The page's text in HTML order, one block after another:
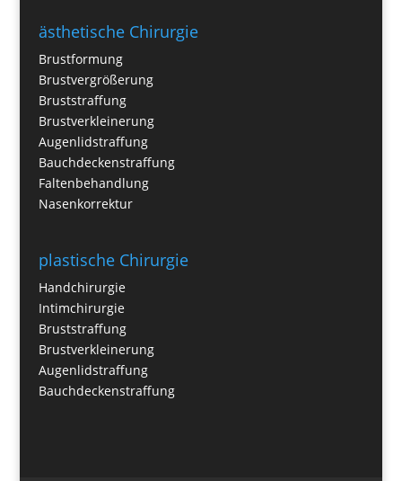
ästhetische Chirurgie
Brustformung
Brustvergrößerung
Bruststraffung
Brustverkleinerung
Augenlidstraffung
Bauchdeckenstraffung
Faltenbehandlung
Nasenkorrektur
plastische Chirurgie
Handchirurgie
Intimchirurgie
Bruststraffung
Brustverkleinerung
Augenlidstraffung
Bauchdeckenstraffung